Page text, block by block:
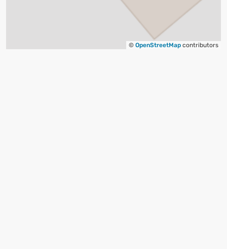
© OpenStreetMap contributors